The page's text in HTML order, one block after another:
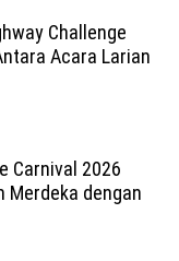
Challenge
Acara Larian
Carnival 2026
Merdeka dengan